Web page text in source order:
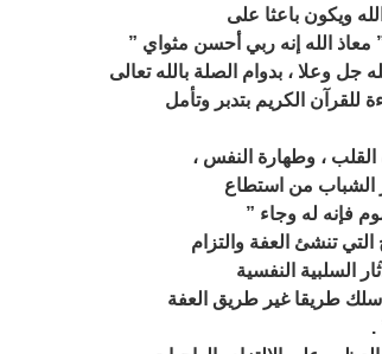
ويكون باعثا على
الله إنه ربي أحسن مثواي ”
للقرآن الكريم بتدبر وتأمل
الشباب من استطاع
فإنه له وجاء ”
السلبية النفسية
سلك طريقا غير طريق العفة
.